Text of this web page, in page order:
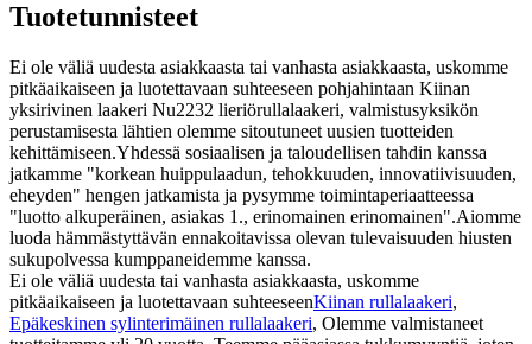
Tuotetunnisteet
Ei ole väliä uudesta asiakkaasta tai vanhasta asiakkaasta, uskomme
pitkäaikaiseen ja luotettavaan suhteeseen pohjahintaan Kiinan
yksirivinen laakeri Nu2232 lieriörullalaakeri, valmistusyksikön
perustamisesta lähtien olemme sitoutuneet uusien tuotteiden
kehittämiseen.Yhdessä sosiaalisen ja taloudellisen tahdin kanssa
jatkamme "korkean huippulaadun, tehokkuuden, innovatiivisuuden,
eheyden" hengen jatkamista ja pysymme toimintaperiaatteessa
"luotto alkuperäinen, asiakas 1., erinomainen erinomainen".Aiomme
luoda hämmästyttävän ennakoitavissa olevan tulevaisuuden hiusten
sukupolvessa kumppaneidemme kanssa.
Ei ole väliä uudesta tai vanhasta asiakkaasta, uskomme
pitkäaikaiseen ja luotettavaan suhteeseenKiinan rullalaakeri,
Epäkeskinen sylinterimäinen rullalaakeri, Olemme valmistaneet